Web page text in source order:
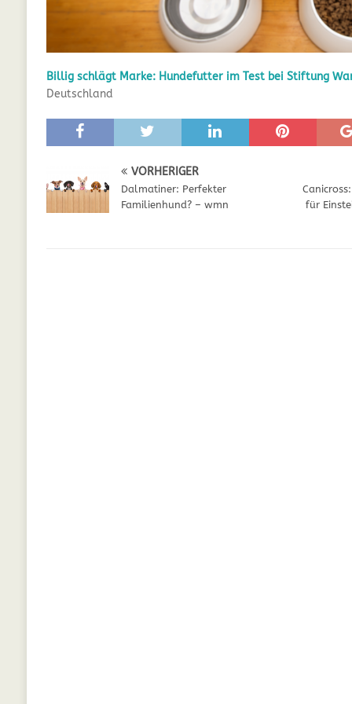
GESUNDHEIT
[ Juli 5, 2025 ] Der Wössinger Hundeverein
[ Juli 5, 2025 ] Unter Kritik: Prinzessin Kate
[ September 29, 2021 ] Kalzium für Hunde
Billig schlägt Marke: Hundefutter im Test bei Stiftung
Deutschland
VORHERIGER
Dalmatiner: Perfekter
Familienhund? – wmn
für